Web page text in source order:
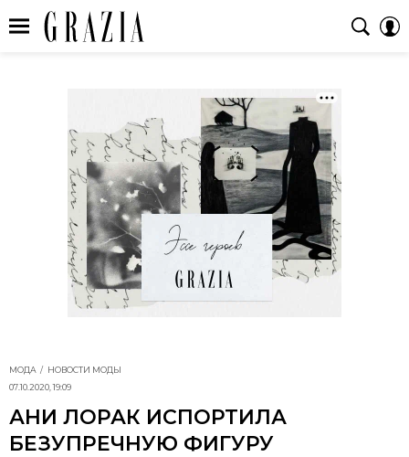
МОДА
НОВОСТИ МОДЫ
07.10.2020, 19:09
АНИ ЛОРАК ИСПОРТИЛА
БЕЗУПРЕЧНУЮ ФИГУРУ